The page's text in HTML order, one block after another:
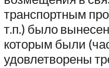
транспортным
т.п.) было
которым были
удовлетворены